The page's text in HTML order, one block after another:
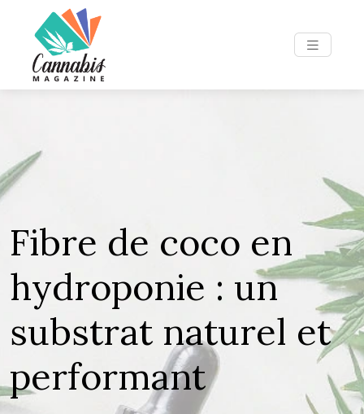
Fibre de coco en
hydroponie : un
substrat naturel et
performant